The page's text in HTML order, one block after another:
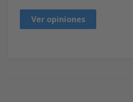
Ver opiniones